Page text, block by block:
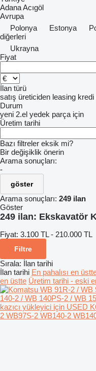
AdanaAcıgöl
Avrupa
Polonya
Estonya
diğerleri
Ukrayna
Fiyat
İlan türü
satış üreticiden leasing kredi
Durum
yeni 2.el yedek parça için
Üretim tarihi
Bazı filtreler eksik mi?
Bir değişiklik önerin
Arama sonuçları:
-
göster
Arama sonuçları: 249 ilan
Göster
249 ilan: Ekskavatör
Fiyat: 3.100 TL - 210.000 TL
Filtre
Sırala: İlan tarihi
İlan tarihi En pahalısı en
en üstte Üretim tarihi - eski